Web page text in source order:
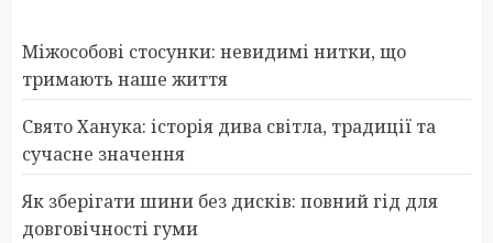
Міжособові стосунки: невидимі нитки, що
тримають наше життя
Свято Ханука: історія дива світла, традиції та
сучасне значення
Як зберігати шини без дисків: повний гід для
довговічності гуми